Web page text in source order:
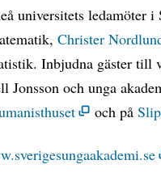
universitets ledamöter
Christer
Inbjudna gäster till
Jonsson och unga
och på